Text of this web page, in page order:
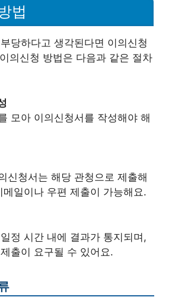
법
당하다고 생각된다면 이의신청
의신청 방법은 다음과 같은 절차
모아 이의신청서를 작성해야 해
신청서는 해당 관청으로 제출해
메일이나 우편 제출이 가능해요.
정 시간 내에 결과가 통지되며,
출이 요구될 수 있어요.